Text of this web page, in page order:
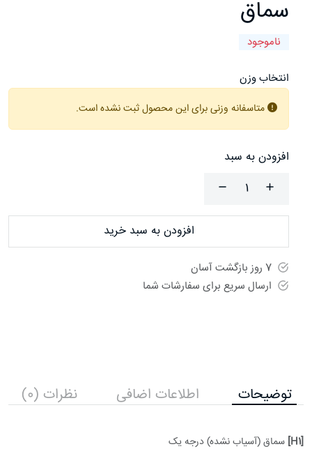
سماق
ناموجود
انتخاب وزن
متاسفانه وزنی برای این محصول ثبت نشده است.
افزودن به سبد
افزودن به سبد خرید
7 روز بازگشت آسان
ارسال سریع برای سفارشات شما
توضیحات اطلاعات اضافی نظرات (0)
[H1] سماق (آسیاب نشده) درجه یک